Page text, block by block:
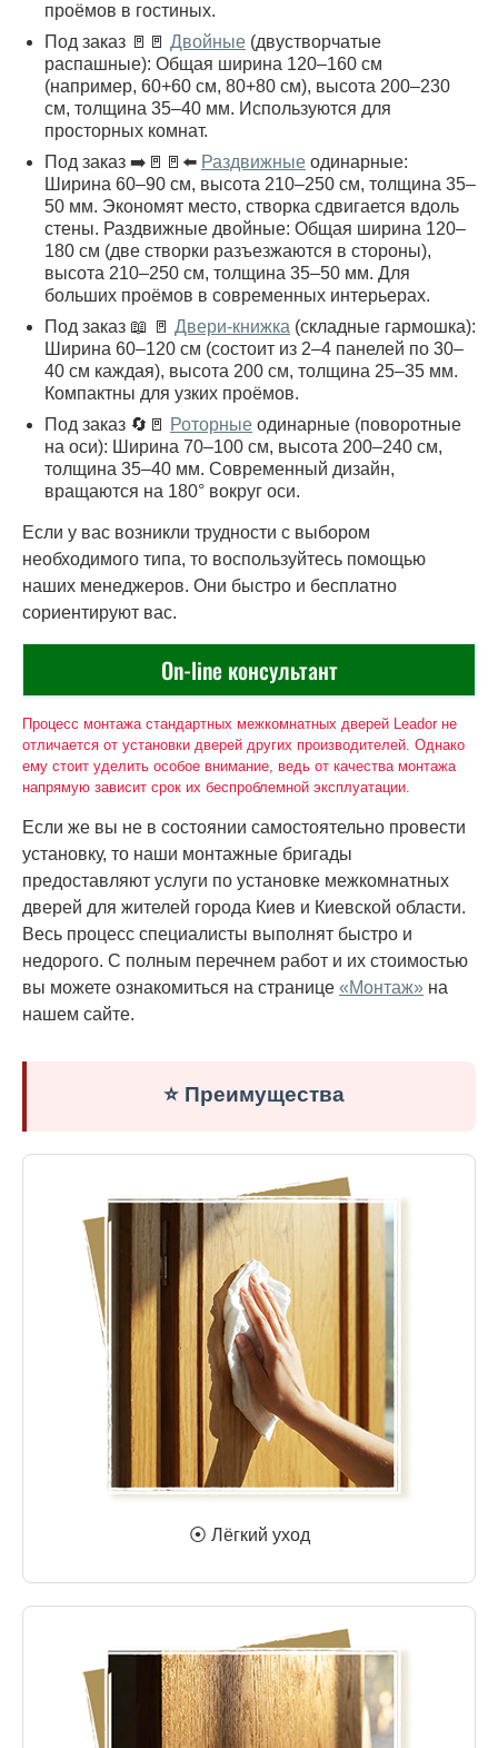
проёмов в гостиных.
Под заказ 🚪🚪 Двойные (двустворчатые
распашные): Общая ширина 120–160 см
(например, 60+60 см, 80+80 см), высота 200–230
см, толщина 35–40 мм. Используются для
просторных комнат.
Под заказ ➡️🚪🚪⬅️ Раздвижные одинарные:
Ширина 60–90 см, высота 210–250 см, толщина 35–
50 мм. Экономят место, створка сдвигается вдоль
стены. Раздвижные двойные: Общая ширина 120–
180 см (две створки разъезжаются в стороны),
высота 210–250 см, толщина 35–50 мм. Для
больших проёмов в современных интерьерах.
Под заказ 📖 🚪 Двери-книжка (складные гармошка):
Ширина 60–120 см (состоит из 2–4 панелей по 30–
40 см каждая), высота 200 см, толщина 25–35 мм.
Компактны для узких проёмов.
Под заказ 🔄🚪 Роторные одинарные (поворотные
на оси): Ширина 70–100 см, высота 200–240 см,
толщина 35–40 мм. Современный дизайн,
вращаются на 180° вокруг оси.
Если у вас возникли трудности с выбором
необходимого типа, то воспользуйтесь помощью
наших менеджеров. Они быстро и бесплатно
сориентируют вас.
On-line консультант
Процесс монтажа стандартных межкомнатных дверей Leador не
отличается от установки дверей других производителей. Однако
ему стоит уделить особое внимание, ведь от качества монтажа
напрямую зависит срок их беспроблемной эксплуатации.
Если же вы не в состоянии самостоятельно провести
установку, то наши монтажные бригады
предоставляют услуги по установке межкомнатных
дверей для жителей города Киев и Киевской области.
Весь процесс специалисты выполнят быстро и
недорого. С полным перечнем работ и их стоимостью
вы можете ознакомиться на странице «Монтаж» на
нашем сайте.
⭐ Преимущества
⦿ Лёгкий уход